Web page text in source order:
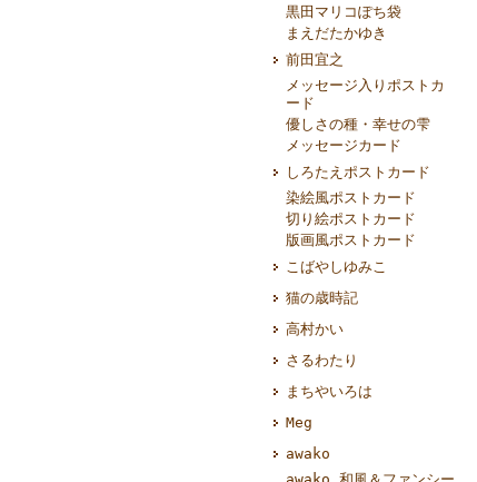
黒田マリコぽち袋
まえだたかゆき
前田宜之
メッセージ入りポストカ
ード
優しさの種・幸せの雫
メッセージカード
しろたえポストカード
染絵風ポストカード
切り絵ポストカード
版画風ポストカード
こばやしゆみこ
猫の歳時記
高村かい
さるわたり
まちやいろは
Meg
awako